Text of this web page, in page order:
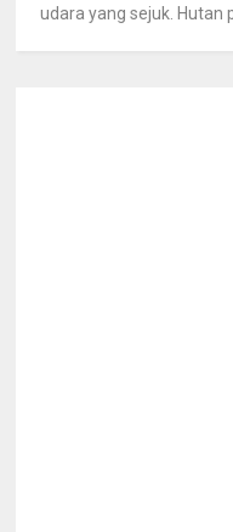
udara yang sejuk. Hutan